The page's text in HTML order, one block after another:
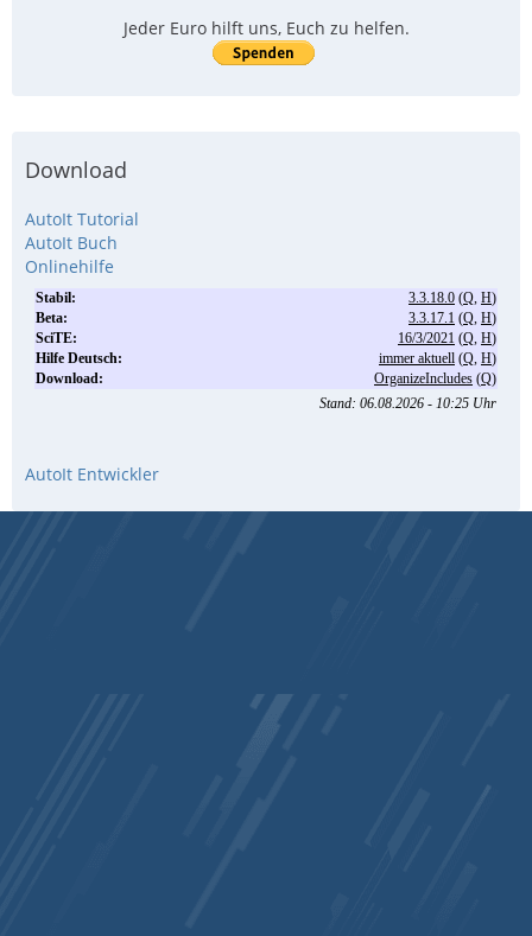
Jeder Euro hilft uns, Euch zu helfen.
Download
AutoIt Tutorial
AutoIt Buch
Onlinehilfe
AutoIt Entwickler